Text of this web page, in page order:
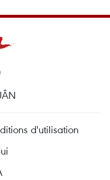
d'utilisation